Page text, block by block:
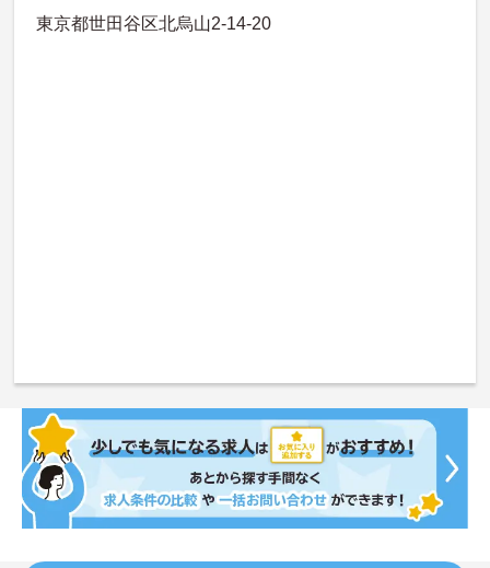
東京都世田谷区北烏山2-14-20